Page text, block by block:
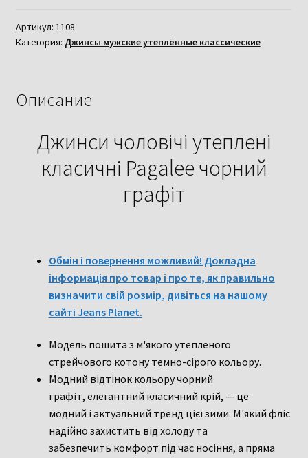
утеплені
класичні
графіт
Артикул: 1108
Категория: Джинсы мужские утеплённые классические
Описание
Джинси чоловічі утеплені
класичні Pagalee чорний
графіт
Обмін і повернення можливий! Докладна
інформація про товар і про те, як правильно
визначити свій розмір, дивіться на нашому
сайті Jeans Planet.
Модель пошита з м'якого утепленого
стрейчового котону темно-сірого кольору.
Модний відтінок кольору чорний
графіт, елегантний класичний крій, — це
модний і актуальний тренд цієї зими. М'який фліс
надійно захистить від холоду та
забезпечить комфорт під час носіння, а пряма